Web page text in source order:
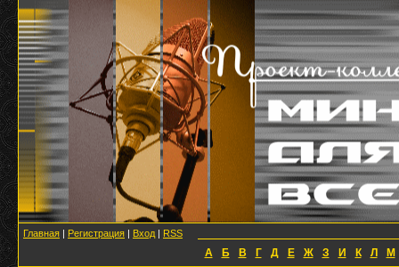
Главная | Регистрация | Вход | RSS
А Б В Г Д Е Ж З И К Л М